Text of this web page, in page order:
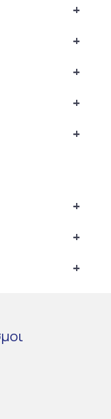
+
+
+
+
+
+
+
+